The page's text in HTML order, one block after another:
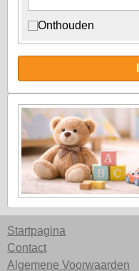
Onthouden
Startpagina
Contact
Algemene Voorwaarden